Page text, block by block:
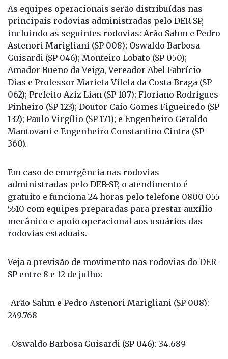
As equipes operacionais serão distribuídas nas
principais rodovias administradas pelo DER-SP,
incluindo as seguintes rodovias: Arão Sahm e Pedro
Astenori Marigliani (SP 008); Oswaldo Barbosa
Guisardi (SP 046); Monteiro Lobato (SP 050);
Amador Bueno da Veiga, Vereador Abel Fabrício
Dias e Professor Marieta Vilela da Costa Braga (SP
062); Prefeito Aziz Lian (SP 107); Floriano Rodrigues
Pinheiro (SP 123); Doutor Caio Gomes Figueiredo (SP
132); Paulo Virgílio (SP 171); e Engenheiro Geraldo
Mantovani e Engenheiro Constantino Cintra (SP
360).
Em caso de emergência nas rodovias
administradas pelo DER-SP, o atendimento é
gratuito e funciona 24 horas pelo telefone 0800 055
5510 com equipes preparadas para prestar auxílio
mecânico e apoio operacional aos usuários das
rodovias estaduais.
Veja a previsão de movimento nas rodovias do DER-
SP entre 8 e 12 de julho:
-Arão Sahm e Pedro Astenori Marigliani (SP 008):
249.768
-Oswaldo Barbosa Guisardi (SP 046): 34.689